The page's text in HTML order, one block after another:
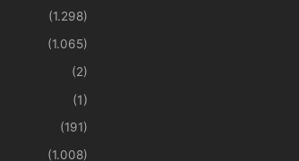
(1.298)
(1.065)
(2)
(1)
(191)
(1.008)